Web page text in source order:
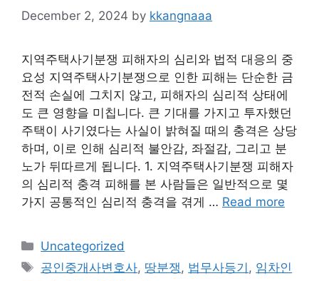
December 2, 2024 by kkangnaaa
지역주택사기분쟁 피해자의 심리와 법적 대응의 중
요성 지역주택사기분쟁으로 인한 피해는 단순한 금
전적 손실에 그치지 않고, 피해자의 심리적 상태에
도 큰 영향을 미칩니다. 큰 기대를 가지고 투자했던
주택이 사기였다는 사실이 밝혀질 때의 충격은 상당
하며, 이로 인해 심리적 불안감, 좌절감, 그리고 분
노가 뒤따르게 됩니다. 1. 지역주택사기분쟁 피해자
의 심리적 충격 피해를 본 사람들은 일반적으로 몇
가지 공통적인 심리적 충격을 겪게 … Read more
Categories
Uncategorized
Tags
공인중개사변호사, 땅분쟁, 법무사등기 , 임차인